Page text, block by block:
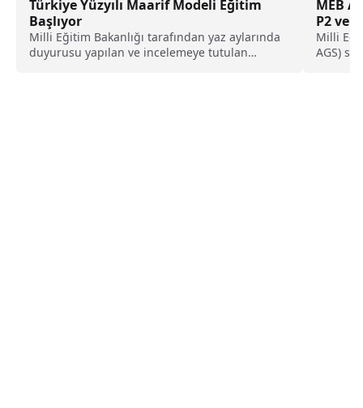
Türkiye Yüzyılı Maarif Modeli Eğitim
Başlıyor
Milli Eğitim Bakanlığı tarafından yaz aylarında
duyurusu yapılan ve incelemeye tutulan
MEB
P2 ve
Milli
AGS)